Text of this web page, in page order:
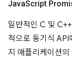
JavaScript
일반적인 C 및
적으로 동기식
지 애플리케이션